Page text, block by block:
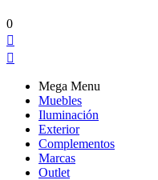
0


Mega Menu
Muebles
Iluminación
Exterior
Complementos
Marcas
Outlet